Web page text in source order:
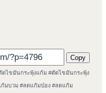
Copy
ดไขมันกระพุ้งแก้ม #ตัดไขมันกระพุ้ง
ก้มบวม #ลดแก้มป่อง #ลดแก้ม